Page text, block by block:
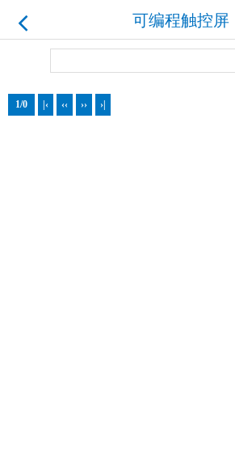
可编程触控屏
1/0 |‹ ‹‹ ›› ›|